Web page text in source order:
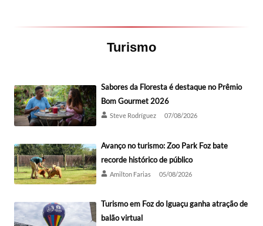
Turismo
Sabores da Floresta é destaque no Prêmio
Bom Gourmet 2026
Steve Rodríguez 07/08/2026
Avanço no turismo: Zoo Park Foz bate
recorde histórico de público
Amilton Farias 05/08/2026
Turismo em Foz do Iguaçu ganha atração de
balão virtual